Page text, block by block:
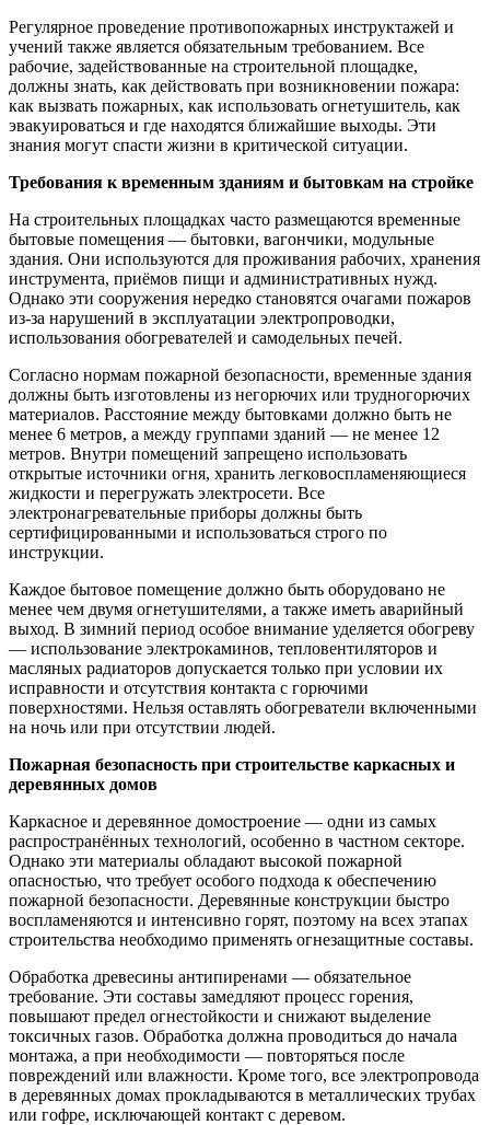
Регулярное проведение противопожарных инструктажей и
учений также является обязательным требованием. Все
рабочие, задействованные на строительной площадке,
должны знать, как действовать при возникновении пожара:
как вызвать пожарных, как использовать огнетушитель, как
эвакуироваться и где находятся ближайшие выходы. Эти
знания могут спасти жизни в критической ситуации.
Требования к временным зданиям и бытовкам на стройке
На строительных площадках часто размещаются временные
бытовые помещения — бытовки, вагончики, модульные
здания. Они используются для проживания рабочих, хранения
инструмента, приёмов пищи и административных нужд.
Однако эти сооружения нередко становятся очагами пожаров
из-за нарушений в эксплуатации электропроводки,
использования обогревателей и самодельных печей.
Согласно нормам пожарной безопасности, временные здания
должны быть изготовлены из негорючих или трудногорючих
материалов. Расстояние между бытовками должно быть не
менее 6 метров, а между группами зданий — не менее 12
метров. Внутри помещений запрещено использовать
открытые источники огня, хранить легковоспламеняющиеся
жидкости и перегружать электросети. Все
электронагревательные приборы должны быть
сертифицированными и использоваться строго по
инструкции.
Каждое бытовое помещение должно быть оборудовано не
менее чем двумя огнетушителями, а также иметь аварийный
выход. В зимний период особое внимание уделяется обогреву
— использование электрокаминов, тепловентиляторов и
масляных радиаторов допускается только при условии их
исправности и отсутствия контакта с горючими
поверхностями. Нельзя оставлять обогреватели включенными
на ночь или при отсутствии людей.
Пожарная безопасность при строительстве каркасных и
деревянных домов
Каркасное и деревянное домостроение — одни из самых
распространённых технологий, особенно в частном секторе.
Однако эти материалы обладают высокой пожарной
опасностью, что требует особого подхода к обеспечению
пожарной безопасности. Деревянные конструкции быстро
воспламеняются и интенсивно горят, поэтому на всех этапах
строительства необходимо применять огнезащитные составы.
Обработка древесины антипиренами — обязательное
требование. Эти составы замедляют процесс горения,
повышают предел огнестойкости и снижают выделение
токсичных газов. Обработка должна проводиться до начала
монтажа, а при необходимости — повторяться после
повреждений или влажности. Кроме того, все электропровода
в деревянных домах прокладываются в металлических трубах
или гофре, исключающей контакт с деревом.